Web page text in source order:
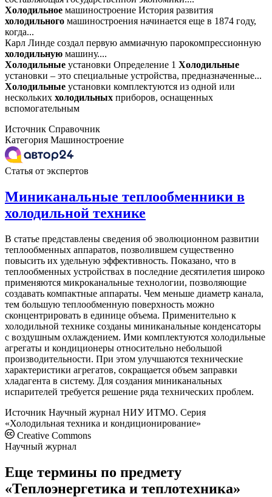
Холодильное машиностроение История развития
холодильного машиностроения начинается еще в 1874 году,
когда...
Карл Линде создал первую аммиачную парокомпрессионную
холодильную машину....
Холодильные установки Определение 1 Холодильные
установки – это специальные устройства, предназначенные...
Холодильные установки комплектуются из одной или
нескольких холодильных приборов, оснащенных
вспомогательным
Источник Справочник
Категория Машиностроение
Статья от экспертов
Миниканальные теплообменники в
холодильной технике
В статье представлены сведения об эволюционном развитии
теплообменных аппаратов, позволившем существенно
повысить их удельную эффективность. Показано, что в
теплообменных устройствах в последние десятилетия широко
применяются микроканальные технологии, позволяющие
создавать компактные аппараты. Чем меньше диаметр канала,
тем большую теплообменную поверхность можно
сконцентрировать в единице объема. Применительно к
холодильной технике созданы миниканальные конденсаторы
с воздушным охлаждением. Ими комплектуются холодильные
агрегаты и кондиционеры относительно небольшой
производительности. При этом улучшаются технические
характеристики агрегатов, сокращается объем заправки
хладагента в систему. Для создания миниканальных
испарителей требуется решение ряда технических проблем.
Источник Научный журнал НИУ ИТМО. Серия
«Холодильная техника и кондиционирование»
Creative Commons
Научный журнал
Еще термины по предмету
«Теплоэнергетика и теплотехника»